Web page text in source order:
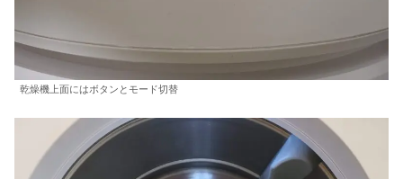
乾燥機上面にはボタンとモード切替